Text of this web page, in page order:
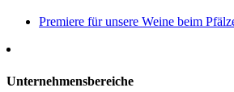
Premiere für unsere Weine beim
Unternehmensbereiche